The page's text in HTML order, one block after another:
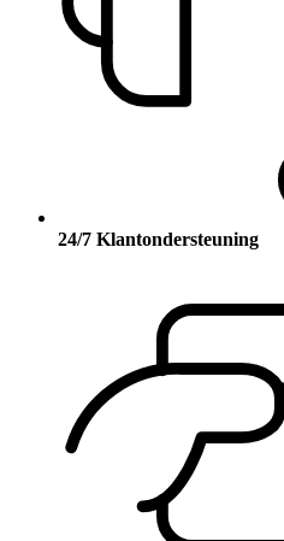
24/7 Klantondersteuning